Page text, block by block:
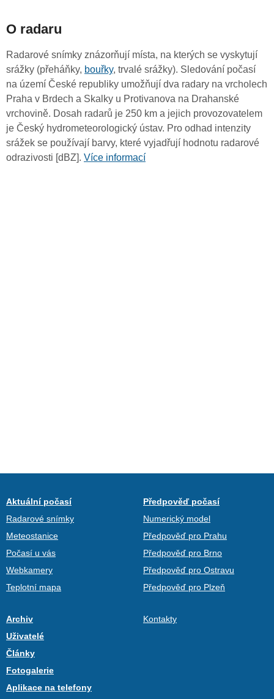
O radaru
Radarové snímky znázorňují místa, na kterých se vyskytují
srážky (přeháňky, bouřky, trvalé srážky). Sledování počasí
na území České republiky umožňují dva radary na vrcholech
Praha v Brdech a Skalky u Protivanova na Drahanské
vrchovině. Dosah radarů je 250 km a jejich provozovatelem
je Český hydrometeorologický ústav. Pro odhad intenzity
srážek se používají barvy, které vyjadřují hodnotu radarové
odrazivosti [dBZ]. Více informací
Aktuální počasí
Radarové snímky
Meteostanice
Počasí u vás
Webkamery
Teplotní mapa
Předpověď počasí
Numerický model
Předpověď pro Prahu
Předpověď pro Brno
Předpověď pro Ostravu
Předpověď pro Plzeň
Archiv
Uživatelé
Články
Fotogalerie
Aplikace na telefony
Kontakty